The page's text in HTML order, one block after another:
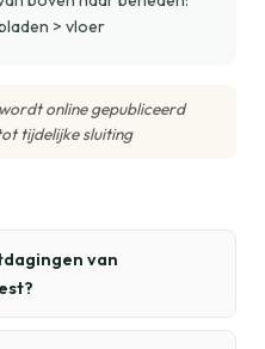
> vloer
online gepubliceerd
tijdelijke sluiting
van